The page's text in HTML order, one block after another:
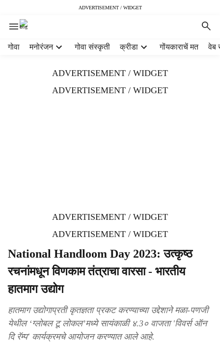
ADVERTISEMENT / WIDGET
गोवा मनोरंजन गोवा संस्कृती क्रीडा गोंयकाराचें मत वेब
ADVERTISEMENT / WIDGET
ADVERTISEMENT / WIDGET
ADVERTISEMENT / WIDGET
ADVERTISEMENT / WIDGET
National Handloom Day 2023: उत्कृष्ठ
रचनांमधून विणकाम तंत्राचा वारसा - भारतीय
हातमाग उद्योग
हातमाग उद्योगाप्रती कृतज्ञता प्रकट करण्याच्या उद्देशाने मळा-पणजी
येथील ‘ग्लोबल टू लोकल’मध्ये सायंकाळी ४.3० वाजता 'विवर्स ऑन
दि रॅम्प' कार्यक्रमचे आयोजन करण्यात आले आहे.